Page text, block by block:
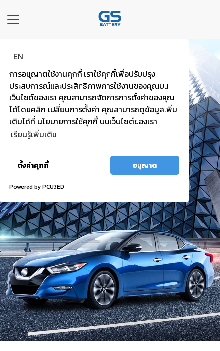
EN
การอนุญาตใช้งานคุกกี้ เราใช้คุกกี้เพื่อปรับปรุง
ประสบการณ์และประสิทธิภาพการใช้งานของคุณบน
เว็บไซต์ของเรา คุณสามารถจัดการการตั้งค่าของคุณ
ได้โดยคลิก เปลี่ยนการตั้งค่า คุณสามารถดูข้อมูลเพิ่ม
เติมได้ที่ นโยบายการใช้คุกกี้ บนเว็บไซต์ของเรา
เรียนรู้เพิ่มเติม
ตั้งค่าคุกกี้ อนุญาต
Powered by PCU3ED
Toggle
navigation
หน้า
หลัก
องค์กร
ประเภท
รถยนต์
เภท
เต
อรี่
บริการ
ของ
เรา
ค้นหา
ร้าน
แบตเตอรี่
ข่าว
เเละ
กิจกรรม
แบตพลังอึด
รถยนต์นั่งส่วนบุคคล
ไฟแรง มั่นใจ กำลังไฟสตาร์ทสูง